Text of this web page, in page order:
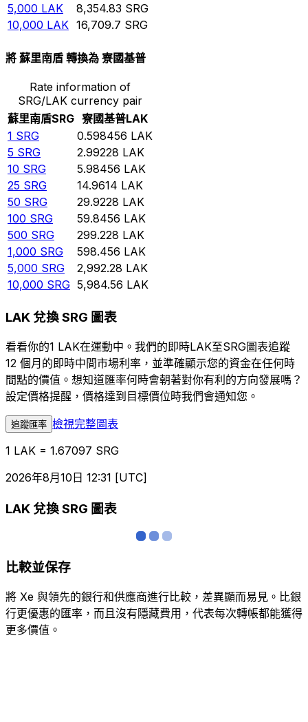
5,000 LAK 8,354.83 SRG
10,000 LAK 16,709.7 SRG
將 蘇里南盾 轉換為 寮國基普
Rate information of
SRG/LAK currency pair
蘇里南盾SRG 寮國基普LAK
1 SRG 0.598456 LAK
5 SRG 2.99228 LAK
10 SRG 5.98456 LAK
25 SRG 14.9614 LAK
50 SRG 29.9228 LAK
100 SRG 59.8456 LAK
500 SRG 299.228 LAK
1,000 SRG 598.456 LAK
5,000 SRG 2,992.28 LAK
10,000 SRG 5,984.56 LAK
LAK 兌換 SRG 圖表
看看你的1 LAK在運動中。我們的即時LAK至SRG圖表追蹤
12 個月的即時中間市場利率，並準確顯示您的資金在任何時
間點的價值。想知道匯率何時會朝著對你有利的方向發展嗎？
設定價格提醒，價格達到目標價位時我們會通知您。
追蹤匯率 檢視完整圖表
1 LAK = 1.67097 SRG
2026年8月10日 12:31 [UTC]
LAK 兌換 SRG 圖表
比較並保存
將 Xe 與領先的銀行和供應商進行比較，差異顯而易見。比銀
行更優惠的匯率，而且沒有隱藏費用，代表每次轉帳都能獲得
更多價值。